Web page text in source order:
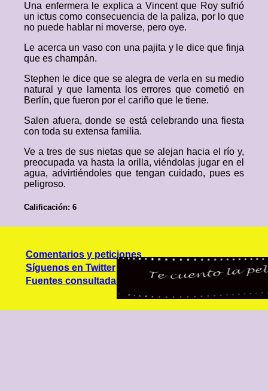
Una enfermera le explica a Vincent que Roy sufrió
un ictus como consecuencia de la paliza, por lo que
no puede hablar ni moverse, pero oye.
Le acerca un vaso con una pajita y le dice que finja
que es champán.
Stephen le dice que se alegra de verla en su medio
natural y que lamenta los errores que cometió en
Berlín, que fueron por el cariño que le tiene.
Salen afuera, donde se está celebrando una fiesta
con toda su extensa familia.
Ve a tres de sus nietas que se alejan hacia el río y,
preocupada va hasta la orilla, viéndolas jugar en el
agua, advirtiéndoles que tengan cuidado, pues es
peligroso.
Calificación: 6
Comentarios y peticiones
Síguenos en Twitter
Fuentes consultadas